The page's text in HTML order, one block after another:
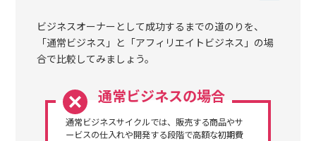
ビジネスオーナーとして成功するまでの道のりを、
「通常ビジネス」と「アフィリエイトビジネス」の場
合で比較してみましょう。
通常ビジネスの場合
通常ビジネスサイクルでは、販売する商品やサ
ービスの仕入れや開発する段階で高額な初期費